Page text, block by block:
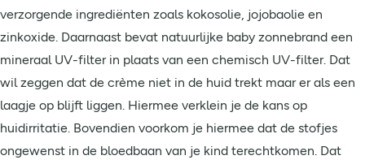
verzorgende ingrediënten zoals kokosolie, jojobaolie en
zinkoxide. Daarnaast bevat natuurlijke baby zonnebrand een
mineraal UV-filter in plaats van een chemisch UV-filter. Dat
wil zeggen dat de crème niet in de huid trekt maar er als een
laagje op blijft liggen. Hiermee verklein je de kans op
huidirritatie. Bovendien voorkom je hiermee dat de stofjes
ongewenst in de bloedbaan van je kind terechtkomen. Dat